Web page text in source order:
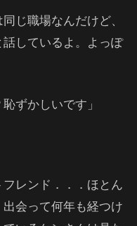
じ職場なんだけど、
しているよ。よっぽ
ずかしいです」
レンド．．．ほとん
会って何年も経つけ